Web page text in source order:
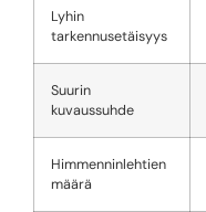
Lyhin
tarkennusetäisyys
Suurin
kuvaussuhde
Himmenninlehtien
määrä